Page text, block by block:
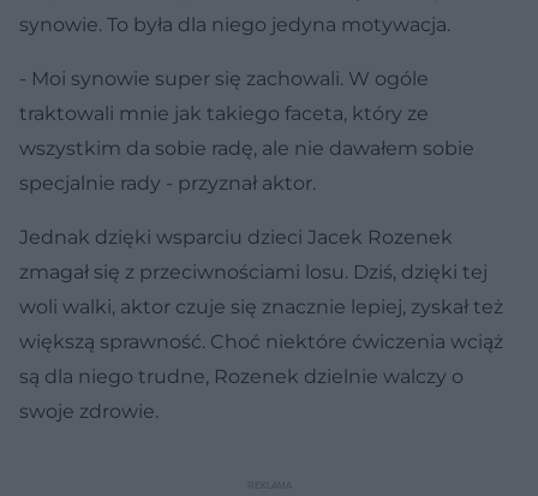
synowie. To była dla niego jedyna motywacja.
- Moi synowie super się zachowali. W ogóle
traktowali mnie jak takiego faceta, który ze
wszystkim da sobie radę, ale nie dawałem sobie
specjalnie rady - przyznał aktor.
Jednak dzięki wsparciu dzieci Jacek Rozenek
zmagał się z przeciwnościami losu. Dziś, dzięki tej
woli walki, aktor czuje się znacznie lepiej, zyskał też
większą sprawność. Choć niektóre ćwiczenia wciąż
są dla niego trudne, Rozenek dzielnie walczy o
swoje zdrowie.